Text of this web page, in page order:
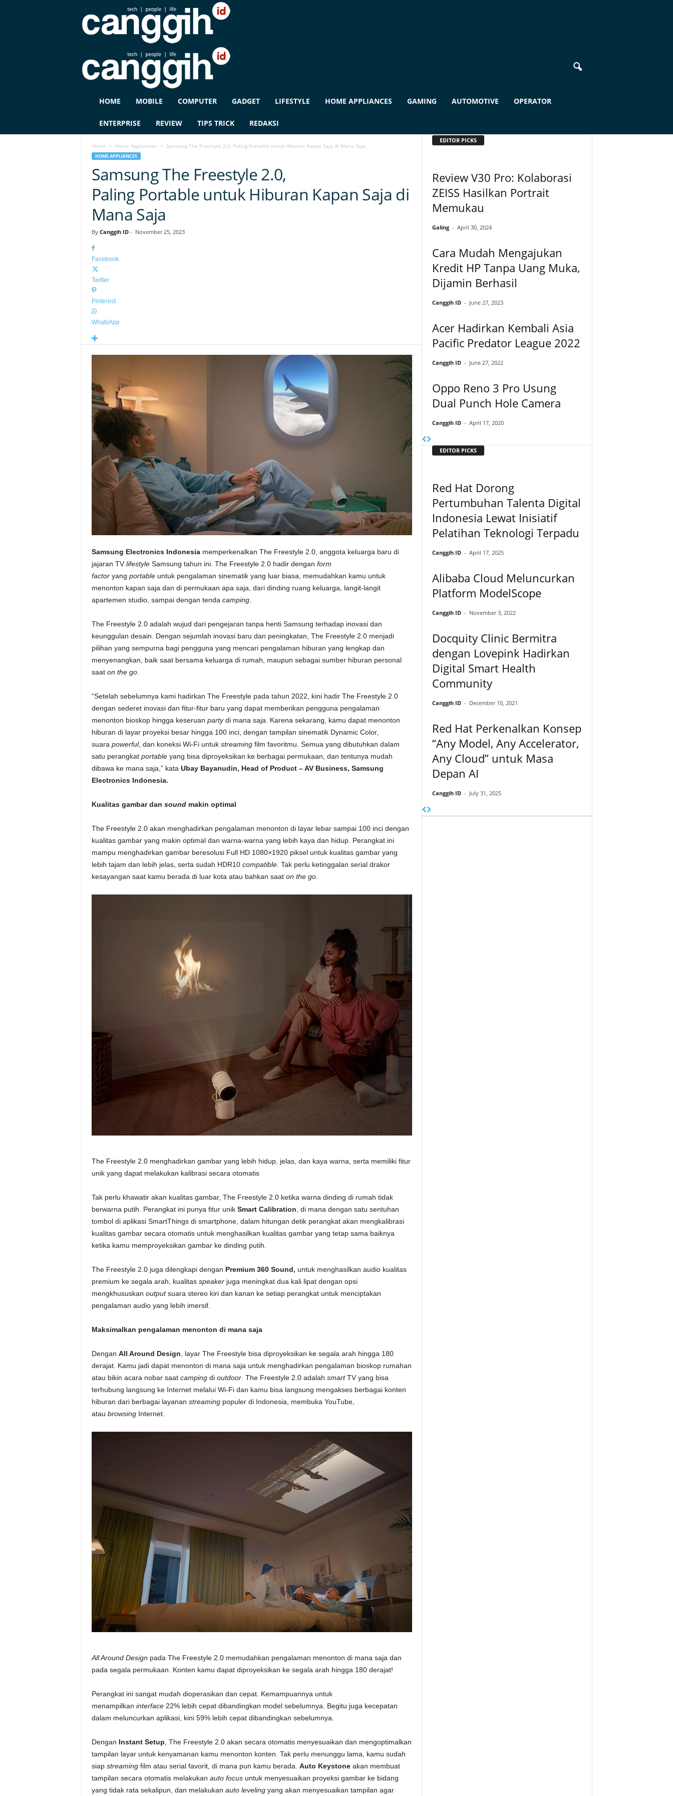
G
HOME MOBILE COMPUTER GADGET LIFESTYLE HOME APPLIANCES GAMING AUTOMOTIVE OPERATOR
ENTERPRISE REVIEW TIPS TRICK REDAKSI
Home Home Appliances Samsung The Freestyle 2.0, Paling Portable untuk Hiburan Kapan Saja di Mana Saja
HOME APPLIANCES
Samsung The Freestyle 2.0,
Paling Portable untuk Hiburan Kapan Saja di
Mana Saja
By Canggih ID- November 25, 2023
Facebook
Twitter
Pinterest
WhatsApp
Samsung Electronics Indonesia memperkenalkan The Freestyle 2.0, anggota keluarga baru di
jajaran TVlifestyleSamsung tahun ini. The Freestyle 2.0 hadir dengan form
factoryang portableuntuk pengalaman sinematik yang luar biasa, memudahkan kamu untuk
menonton kapan saja dan di permukaan apa saja, dari dinding ruang keluarga, langit-langit
apartemen studio, sampai dengan tenda camping.
The Freestyle 2.0 adalah wujud dari pengejaran tanpa henti Samsung terhadap inovasi dan
keunggulan desain. Dengan sejumlah inovasi baru dan peningkatan, The Freestyle 2.0 menjadi
pilihan yang sempurna bagi pengguna yang mencari pengalaman hiburan yang lengkap dan
menyenangkan, baik saat bersama keluarga di rumah, maupun sebagai sumber hiburan personal
saaton the go.
“Setelah sebelumnya kami hadirkan The Freestyle pada tahun 2022, kini hadir The Freestyle 2.0
dengan sederet inovasi dan fitur-fitur baru yang dapat memberikan pengguna pengalaman
menonton bioskop hingga keseruan partydi mana saja. Karena sekarang, kamu dapat menonton
hiburan di layar proyeksi besar hingga 100 inci, dengan tampilan sinematik Dynamic Color,
suara powerful, dan koneksi Wi-Fi untuk streaming film favoritmu. Semua yang dibutuhkan dalam
satu perangkat portableyang bisa diproyeksikan ke berbagai permukaan, dan tentunya mudah
dibawa ke mana saja,” kata Ubay Bayanudin, Head of Product – AV Business, Samsung
Electronics Indonesia.
Kualitas gambar dan soundmakin optimal
The Freestyle 2.0 akan menghadirkan pengalaman menonton di layar lebar sampai 100 inci dengan
kualitas gambar yang makin optimal dan warna-warna yang lebih kaya dan hidup. Perangkat ini
mampu menghadirkan gambar beresolusi Full HD 1080×1920 piksel untuk kualitas gambar yang
lebih tajam dan lebih jelas, serta sudah HDR10 compatible. Tak perlu ketinggalan serial drakor
kesayangan saat kamu berada di luar kota atau bahkan saat on the go.
The Freestyle 2.0 menghadirkan gambar yang lebih hidup, jelas, dan kaya warna, serta memiliki fitur
unik yang dapat melakukan kalibrasi secara otomatis
Tak perlu khawatir akan kualitas gambar, The Freestyle 2.0 ketika warna dinding di rumah tidak
berwarna putih. Perangkat ini punya fitur unik Smart Calibration , di mana dengan satu sentuhan
tombol di aplikasi SmartThings di smartphone, dalam hitungan detik perangkat akan mengkalibrasi
kualitas gambar secara otomatis untuk menghasilkan kualitas gambar yang tetap sama baiknya
ketika kamu memproyeksikan gambar ke dinding putih.
The Freestyle 2.0 juga dilengkapi dengan Premium 360 Sound, untuk menghasilkan audio kualitas
premium ke segala arah, kualitasspeakerjuga meningkat dua kali lipat dengan opsi
mengkhususkan outputsuara stereo kiri dan kanan ke setiap perangkat untuk menciptakan
pengalaman audio yang lebih imersif.
Maksimalkan pengalaman menonton di mana saja
Dengan All Around Design , layar The Freestyle bisa diproyeksikan ke segala arah hingga 180
derajat. Kamu jadi dapat menonton di mana saja untuk menghadirkan pengalaman bioskop rumahan
atau bikin acara nobar saat campingdi outdoor. The Freestyle 2.0 adalah smartTV yang bisa
terhubung langsung ke Internet melalui Wi-Fi dan kamu bisa langsung mengakses berbagai konten
hiburan dari berbagai layanan streamingpopuler di Indonesia, membuka YouTube,
atau browsingInternet.
All Around Design pada The Freestyle 2.0 memudahkan pengalaman menonton di mana saja dan
pada segala permukaan. Konten kamu dapat diproyeksikan ke segala arah hingga 180 derajat!
Perangkat ini sangat mudah dioperasikan dan cepat. Kemampuannya untuk
menampilkan interface 22% lebih cepat dibandingkan model sebelumnya. Begitu juga kecepatan
dalam meluncurkan aplikasi, kini 59% lebih cepat dibandingkan sebelumnya.
Dengan Instant Setup , The Freestyle 2.0 akan secara otomatis menyesuaikan dan mengoptimalkan
tampilan layar untuk kenyamanan kamu menonton konten. Tak perlu menunggu lama, kamu sudah
siap streamingfilm atau serial favorit, di mana pun kamu berada. Auto Keystoneakan membuat
tampilan secara otomatis melakukan auto focusuntuk menyesuaikan proyeksi gambar ke bidang
yang tidak rata sekalipun, dan melakukan auto levelingyang akan menyesuaikan tampilan agar
EDITOR PICKS
Review V30 Pro: Kolaborasi
ZEISS Hasilkan Portrait
Memukau
Galing - April 30, 2024
Cara Mudah Mengajukan
Kredit HP Tanpa Uang Muka,
Dijamin Berhasil
Canggih ID - June 27, 2023
Acer Hadirkan Kembali Asia
Pacific Predator League 2022
Canggih ID - June 27, 2022
Oppo Reno 3 Pro Usung
Dual Punch Hole Camera
Canggih ID - April 17, 2020
EDITOR PICKS
Red Hat Dorong
Pertumbuhan Talenta Digital
Indonesia Lewat Inisiatif
Pelatihan Teknologi Terpadu
Canggih ID - April 17, 2025
Alibaba Cloud Meluncurkan
Platform ModelScope
Canggih ID - November 3, 2022
Docquity Clinic Bermitra
dengan Lovepink Hadirkan
Digital Smart Health
Community
Canggih ID - December 10, 2021
Red Hat Perkenalkan Konsep
“Any Model, Any Accelerator,
Any Cloud” untuk Masa
Depan AI
Canggih ID - July 31, 2025